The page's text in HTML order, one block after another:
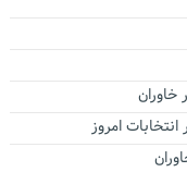
امروز